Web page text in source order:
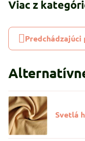
Viac z
Svetlá